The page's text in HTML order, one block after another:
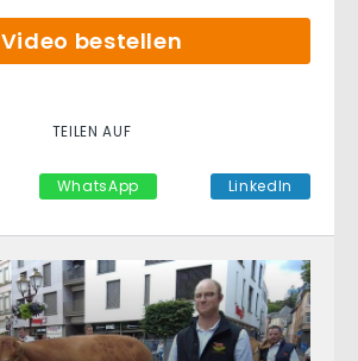
Video bestellen
TEILEN AUF
WhatsApp LinkedIn